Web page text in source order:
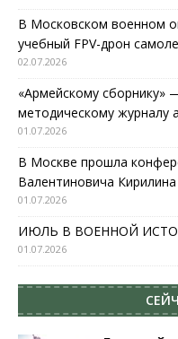
В Московском военном
учебный FPV-дрон
02.07.2026
«Армейскому сборнику»
методическому журналу
01.07.2026
В Москве прошла
Валентиновича Кирилина
01.07.2026
ИЮЛЬ В ВОЕННОЙ
01.07.2026